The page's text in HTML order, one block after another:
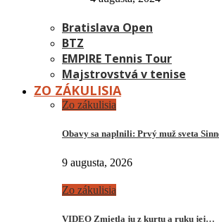
Bratislava Open
BTZ
EMPIRE Tennis Tour
Majstrovstvá v tenise
ZO ZÁKULISIA
Zo zákulisia
Obavy sa naplnili: Prvý muž sveta
9 augusta, 2026
Zo zákulisia
VIDEO Zmietla ju z kurtu a ruku jej…